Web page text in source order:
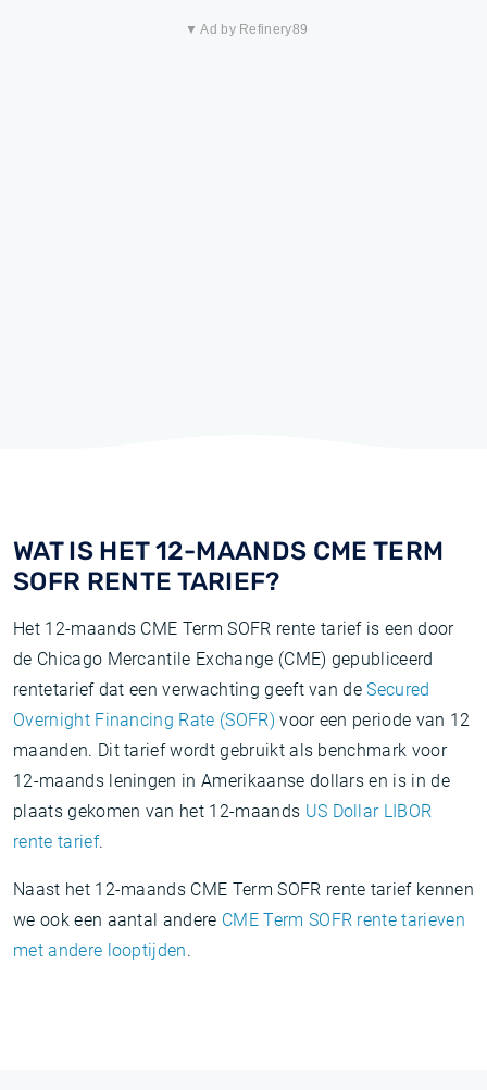
▼ Ad by Refinery89
WAT IS HET 12-MAANDS CME TERM
SOFR RENTE TARIEF?
Het 12-maands CME Term SOFR rente tarief is een door
de Chicago Mercantile Exchange (CME) gepubliceerd
rentetarief dat een verwachting geeft van deSecured
Overnight Financing Rate (SOFR) voor een periode van 12
maanden. Dit tarief wordt gebruikt als benchmark voor
12-maands leningen in Amerikaanse dollars en is in de
plaats gekomen van het 12-maands US Dollar LIBOR
rente tarief.
Naast het 12-maands CME Term SOFR rente tarief kennen
we ook een aantal andere CME Term SOFR rente tarieven
met andere looptijden.